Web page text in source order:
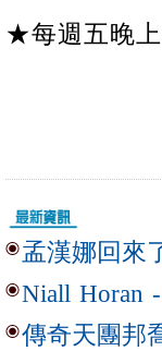
★每週五晚
孟漢娜回來
Niall Horan
傳奇天團邦